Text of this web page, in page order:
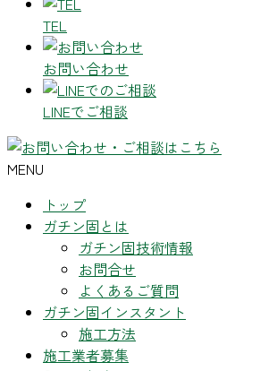
TEL
お問い合わせ
LINEでご相談
MENU
トップ
ガチン固とは
ガチン固技術情報
お問合せ
よくあるご質問
ガチン固インスタント
施工方法
施工業者募集